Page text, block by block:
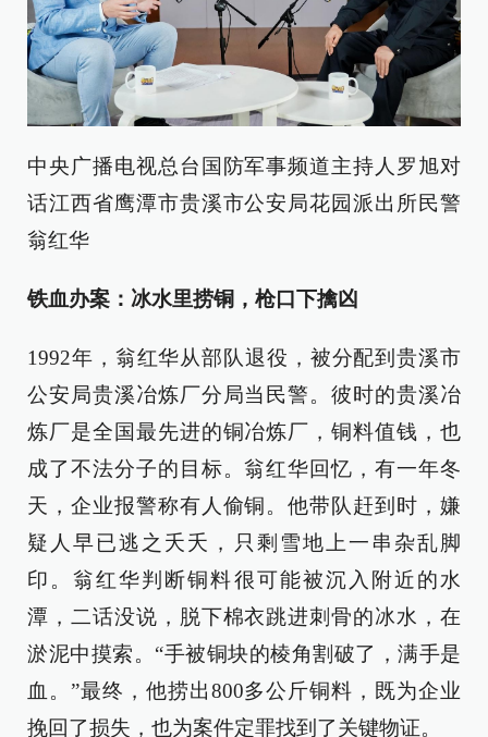
中央广播电视总台国防军事频道主持人罗旭对
话江西省鹰潭市贵溪市公安局花园派出所民警
翁红华
铁血办案：冰水里捞铜，枪口下擒凶
1992年，翁红华从部队退役，被分配到贵溪市
公安局贵溪冶炼厂分局当民警。彼时的贵溪冶
炼厂是全国最先进的铜冶炼厂，铜料值钱，也
成了不法分子的目标。翁红华回忆，有一年冬
天，企业报警称有人偷铜。他带队赶到时，嫌
疑人早已逃之夭夭，只剩雪地上一串杂乱脚
印。翁红华判断铜料很可能被沉入附近的水
潭，二话没说，脱下棉衣跳进刺骨的冰水，在
淤泥中摸索。“手被铜块的棱角割破了，满手是
血。”最终，他捞出800多公斤铜料，既为企业
挽回了损失，也为案件定罪找到了关键物证。